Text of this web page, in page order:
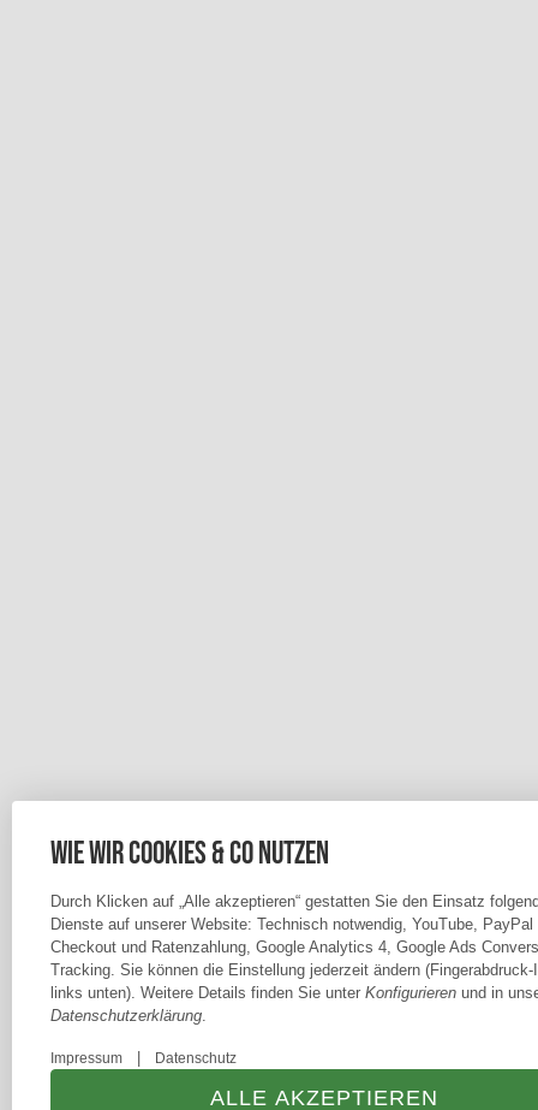
Wie wir Cookies & Co nutzen
Durch Klicken auf „Alle akzeptieren“ gestatten Sie den Einsatz
Dienste auf unserer Website: Technisch notwendig, YouTube,
Checkout und Ratenzahlung, Google Analytics 4, Google Ads
Tracking. Sie können die Einstellung jederzeit ändern (Fingerabdruck-
links unten). Weitere Details finden Sie unter Konfigurieren und in
Datenschutzerklärung.
Impressum Datenschutz
ALLE AKZEPTIEREN